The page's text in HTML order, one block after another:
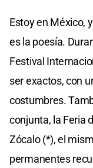
Estoy en México,
es la poesía.
Festival
ser exactos, con
costumbres.
conjunta, la Feria
Zócalo (*), el
permanentes